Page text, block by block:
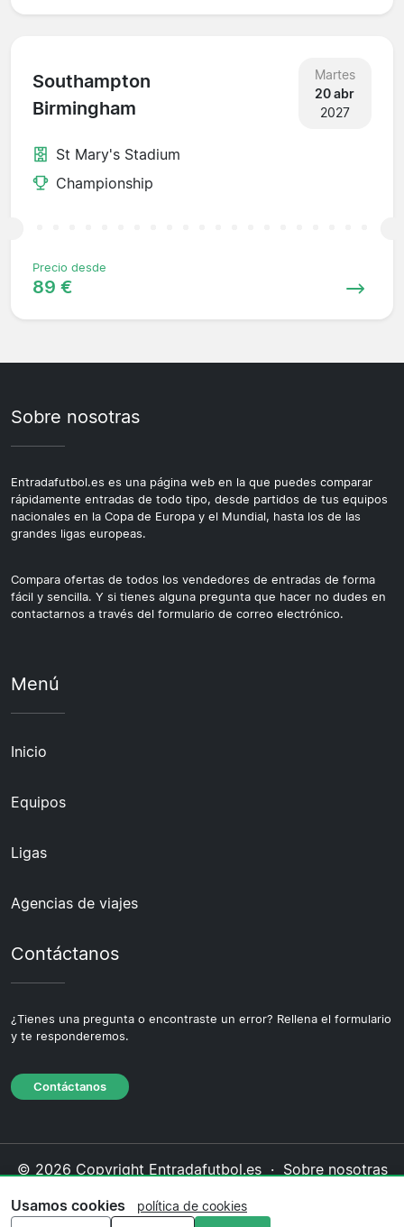
Southampton
Birmingham
Martes
20 abr
2027
St Mary's Stadium
Championship
Precio desde
89 €
Sobre nosotras
Entradafutbol.es es una página web en la que puedes comparar
rápidamente entradas de todo tipo, desde partidos de tus equipos
nacionales en la Copa de Europa y el Mundial, hasta los de las
grandes ligas europeas.
Compara ofertas de todos los vendedores de entradas de forma
fácil y sencilla. Y si tienes alguna pregunta que hacer no dudes en
contactarnos a través del formulario de correo electrónico.
Menú
Inicio
Equipos
Ligas
Agencias de viajes
Contáctanos
¿Tienes una pregunta o encontraste un error? Rellena el formulario
y te responderemos.
Contáctanos
© 2026 Copyright Entradafutbol.es · Sobre nosotras
cookies·Política editorial
Usamos cookies
política de cookies